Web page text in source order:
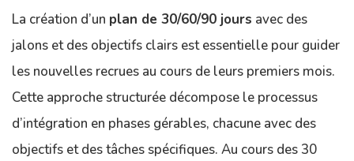
La création d’un plan de 30/60/90 jours avec des
jalons et des objectifs clairs est essentielle pour guider
les nouvelles recrues au cours de leurs premiers mois.
Cette approche structurée décompose le processus
d’intégration en phases gérables, chacune avec des
objectifs et des tâches spécifiques. Au cours des 30